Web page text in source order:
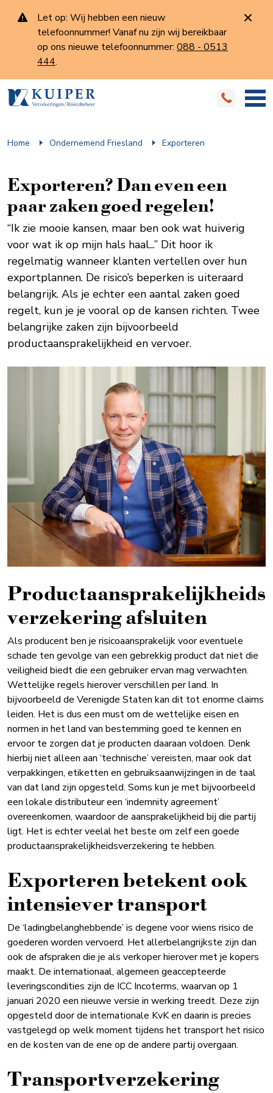
Let op: Wij hebben een nieuw
telefoonnummer! Vanaf nu zijn wij bereikbaar
op ons nieuwe telefoonnummer: 088 - 0513
444.
Home Ondernemend Friesland Exporteren
Exporteren? Dan even een
paar zaken goed regelen!
“Ik zie mooie kansen, maar ben ook wat huiverig
voor wat ik op mijn hals haal...” Dit hoor ik
regelmatig wanneer klanten vertellen over hun
exportplannen. De risico’s beperken is uiteraard
belangrijk. Als je echter een aantal zaken goed
regelt, kun je je vooral op de kansen richten. Twee
belangrijke zaken zijn bijvoorbeeld
productaansprakelijkheid en vervoer.
Productaansprakelijkheids
verzekering afsluiten
Als producent ben je risicoaansprakelijk voor eventuele
schade ten gevolge van een gebrekkig product dat niet die
veiligheid biedt die een gebruiker ervan mag verwachten.
Wettelijke regels hierover verschillen per land. In
bijvoorbeeld de Verenigde Staten kan dit tot enorme claims
leiden. Het is dus een must om de wettelijke eisen en
normen in het land van bestemming goed te kennen en
ervoor te zorgen dat je producten daaraan voldoen. Denk
hierbij niet alleen aan ‘technische’ vereisten, maar ook dat
verpakkingen, etiketten en gebruiksaanwijzingen in de taal
van dat land zijn opgesteld. Soms kun je met bijvoorbeeld
een lokale distributeur een ‘indemnity agreement’
overeenkomen, waardoor de aansprakelijkheid bij die partij
ligt. Het is echter veelal het beste om zelf een goede
productaansprakelijkheidsverzekering te hebben.
Exporteren betekent ook
intensiever transport
De ‘ladingbelanghebbende’ is degene voor wiens risico de
goederen worden vervoerd. Het allerbelangrijkste zijn dan
ook de afspraken die je als verkoper hierover met je kopers
maakt. De internationaal, algemeen geaccepteerde
leveringscondities zijn de ICC Incoterms, waarvan op 1
januari 2020 een nieuwe versie in werking treedt. Deze zijn
opgesteld door de internationale KvK en daarin is precies
vastgelegd op welk moment tijdens het transport het risico
en de kosten van de ene op de andere partij overgaan.
Transportverzekering